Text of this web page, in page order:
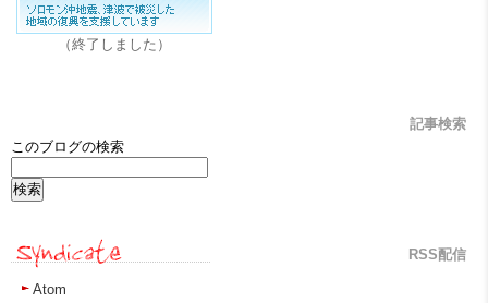
（終了しました）
記事検索
このブログの検索
RSS配信
Atom